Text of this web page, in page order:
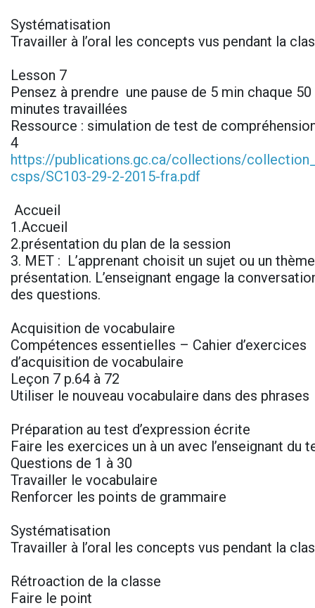
Systématisation
Travailler à l’oral les concepts vus pendant la
Lesson 7
Pensez à prendre une pause de 5 min chaque 50
minutes travaillées
Ressource : simulation de test de
4
https://publications.gc.ca/collections/
csps/SC103-29-2-2015-fra.pdf
Accueil
1.Accueil
2.présentation du plan de la session
3. MET : L’apprenant choisit un sujet ou un
présentation. L’enseignant engage la
des questions.
Acquisition de vocabulaire
Compétences essentielles – Cahier d’exercices
d’acquisition de vocabulaire
Leçon 7 p.64 à 72
Utiliser le nouveau vocabulaire dans des phrases
Préparation au test d’expression écrite
Faire les exercices un à un avec l’enseignant du
Questions de 1 à 30
Travailler le vocabulaire
Renforcer les points de grammaire
Systématisation
Travailler à l’oral les concepts vus pendant la
Rétroaction de la classe
Faire le point